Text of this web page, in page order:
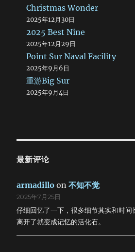
Christmas Wonder
2025年12月30日
2025 Best Nine
2025年12月29日
Point Sur Naval Facility
2025年9月6日
重游Big Sur
2025年9月4日
最新评论
armadillo on不知不觉
2025年7月25日
仔细回忆了一下，很多细节其实和时
离开了就变成记忆的活化石。